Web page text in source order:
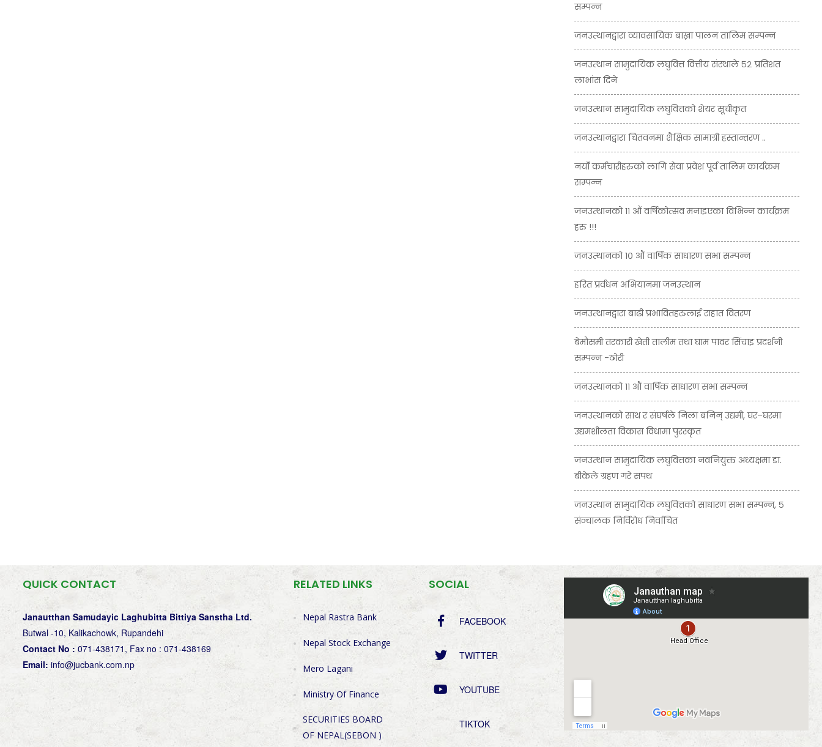
सम्पन्न
जनउत्थानद्वारा व्यावसायिक बाख्रा पालन तालिम सम्पन्न
जनउत्थान सामुदायिक लघुवित्त वित्तीय संस्थाले ५२ प्रतिशत
लाभांस दिने
जनउत्थान सामुदायिक लघुवित्तको शेयर सूचीकृत
जनउत्थानद्वारा चितवनमा शैक्षिक सामाग्री हस्तान्तरण ..
नयाँ कर्मचारीहरुको लागि सेवा प्रवेश पूर्व तालिम कार्यक्रम
सम्पन्न
जनउत्थानको ११ औं वर्षिकोत्सव मनाइएका विभिन्न कार्यक्रम
हरु !!!
जनउत्थानको १० औं वार्षिक साधारण सभा सम्पन्न
हरित प्रर्वधन अभियानमा जनउत्थान
जनउत्थानद्वारा बाढी प्रभावितहरुलाई राहात वितरण
बेमौसमी तरकारी खेती तालीम तथा घाम पावर सिंचाइ प्रदर्शनी
सम्पन्न -ठोरी
जनउत्थानको ११ औं वार्षिक साधारण सभा सम्पन्न
जनउत्थानको साथ र संघर्षले निला बनिन् उद्यमी, घर–घरमा
उद्यमशीलता विकास विधामा पुरस्कृत
जनउत्थान सामुदायिक लघुवित्तका नवनियुक्त अध्यक्षमा डा.
बीकेले ग्रहण गरे सपथ
जनउत्थान सामुदायिक लघुवित्तको साधारण सभा सम्पन्न, ५
संञ्चालक निर्विरोध निर्वाचित
QUICK CONTACT
Janautthan Samudayic Laghubitta Bittiya Sanstha Ltd.
Butwal -10, Kalikachowk, Rupandehi
Contact No : 071-438171, Fax no : 071-438169
Email: info@jucbank.com.np
RELATED LINKS
Nepal Rastra Bank
Nepal Stock Exchange
Mero Lagani
Ministry Of Finance
SECURITIES BOARD
OF NEPAL(SEBON )
SOCIAL
FACEBOOK
TWITTER
YOUTUBE
TIKTOK